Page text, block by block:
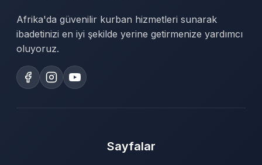
Afrika'da güvenilir kurban hizmetleri sunarak
ibadetinizi en iyi şekilde yerine getirmenize yardımcı
oluyoruz.
Sayfalar